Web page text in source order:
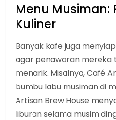
Menu
Kuliner
Banyak kafe juga
agar penawaran mereka
menarik. Misalnya, Café
bumbu labu musiman di
Artisan Brew House
liburan selama musim